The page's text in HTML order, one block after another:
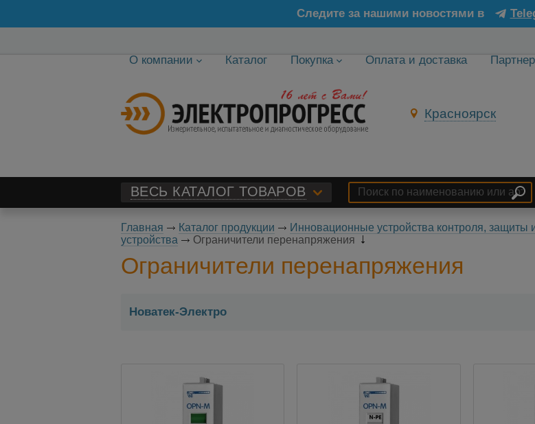
Следите за нашими новостями в
О компании
Каталог Покупка Оплата и доставка
Красноярск
ВЕСЬ КАТАЛОГ ТОВАРОВ
Главная Каталог продукции
Инновационные устройства контроля,
устройства
Ограничители перенапряжения
Ограничители перенапряжения
Новатек-Электро